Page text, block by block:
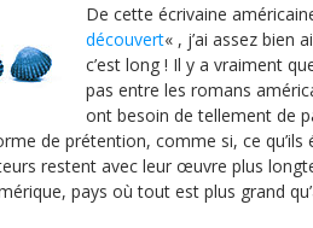
De cette écrivaine
découvert« , j’ai assez bien
c’est long ! Il y a vraiment
pas entre les romans
ont besoin de tellement de
de prétention, comme si, ce
restent avec leur œuvre plus
pays où tout est plus grand